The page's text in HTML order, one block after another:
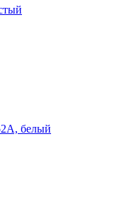
белый